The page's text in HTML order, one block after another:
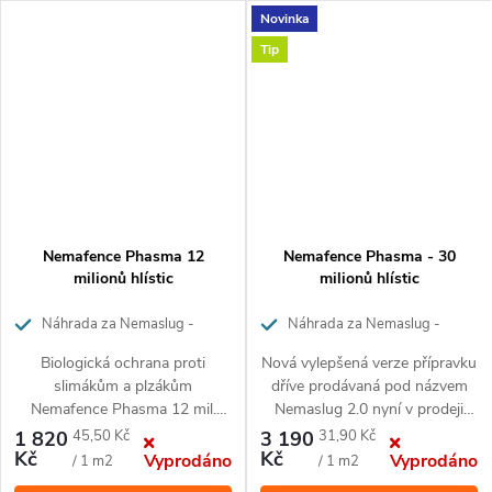
Složení granulí proti
slimákům Ferramol
Granule obsahují jako účinnou složku fosforečnan železitý v
koncentraci: 9,9 g/kg .
Nemafence Phasma 12
milionů hlístic
Náhrada za Nemaslug -
Biologická ochrana proti
slimákům a plzákům
Nemafence Phasma 12 mil.
představuje přírodní cestu pro
ochranu vaší zahrady před
1 820
Kč
Měrná
cena:
45,50 Kč
/ 1 m2
Vyprodáno
Novinka
Tip
Nemafence Phasma - 30
milionů hlístic
Náhrada za Nemaslug -
Nová vylepšená verze přípravku
dříve prodávaná pod názvem
Nemaslug 2.0 nyní v prodeji
pod označením Nemafence
Phasma
®.
Biologický prostředek na bázi
živých organismů –
3 190
Kč
Měrná
cena:
31,90 Kč
/ 1 m2
Vyprodáno